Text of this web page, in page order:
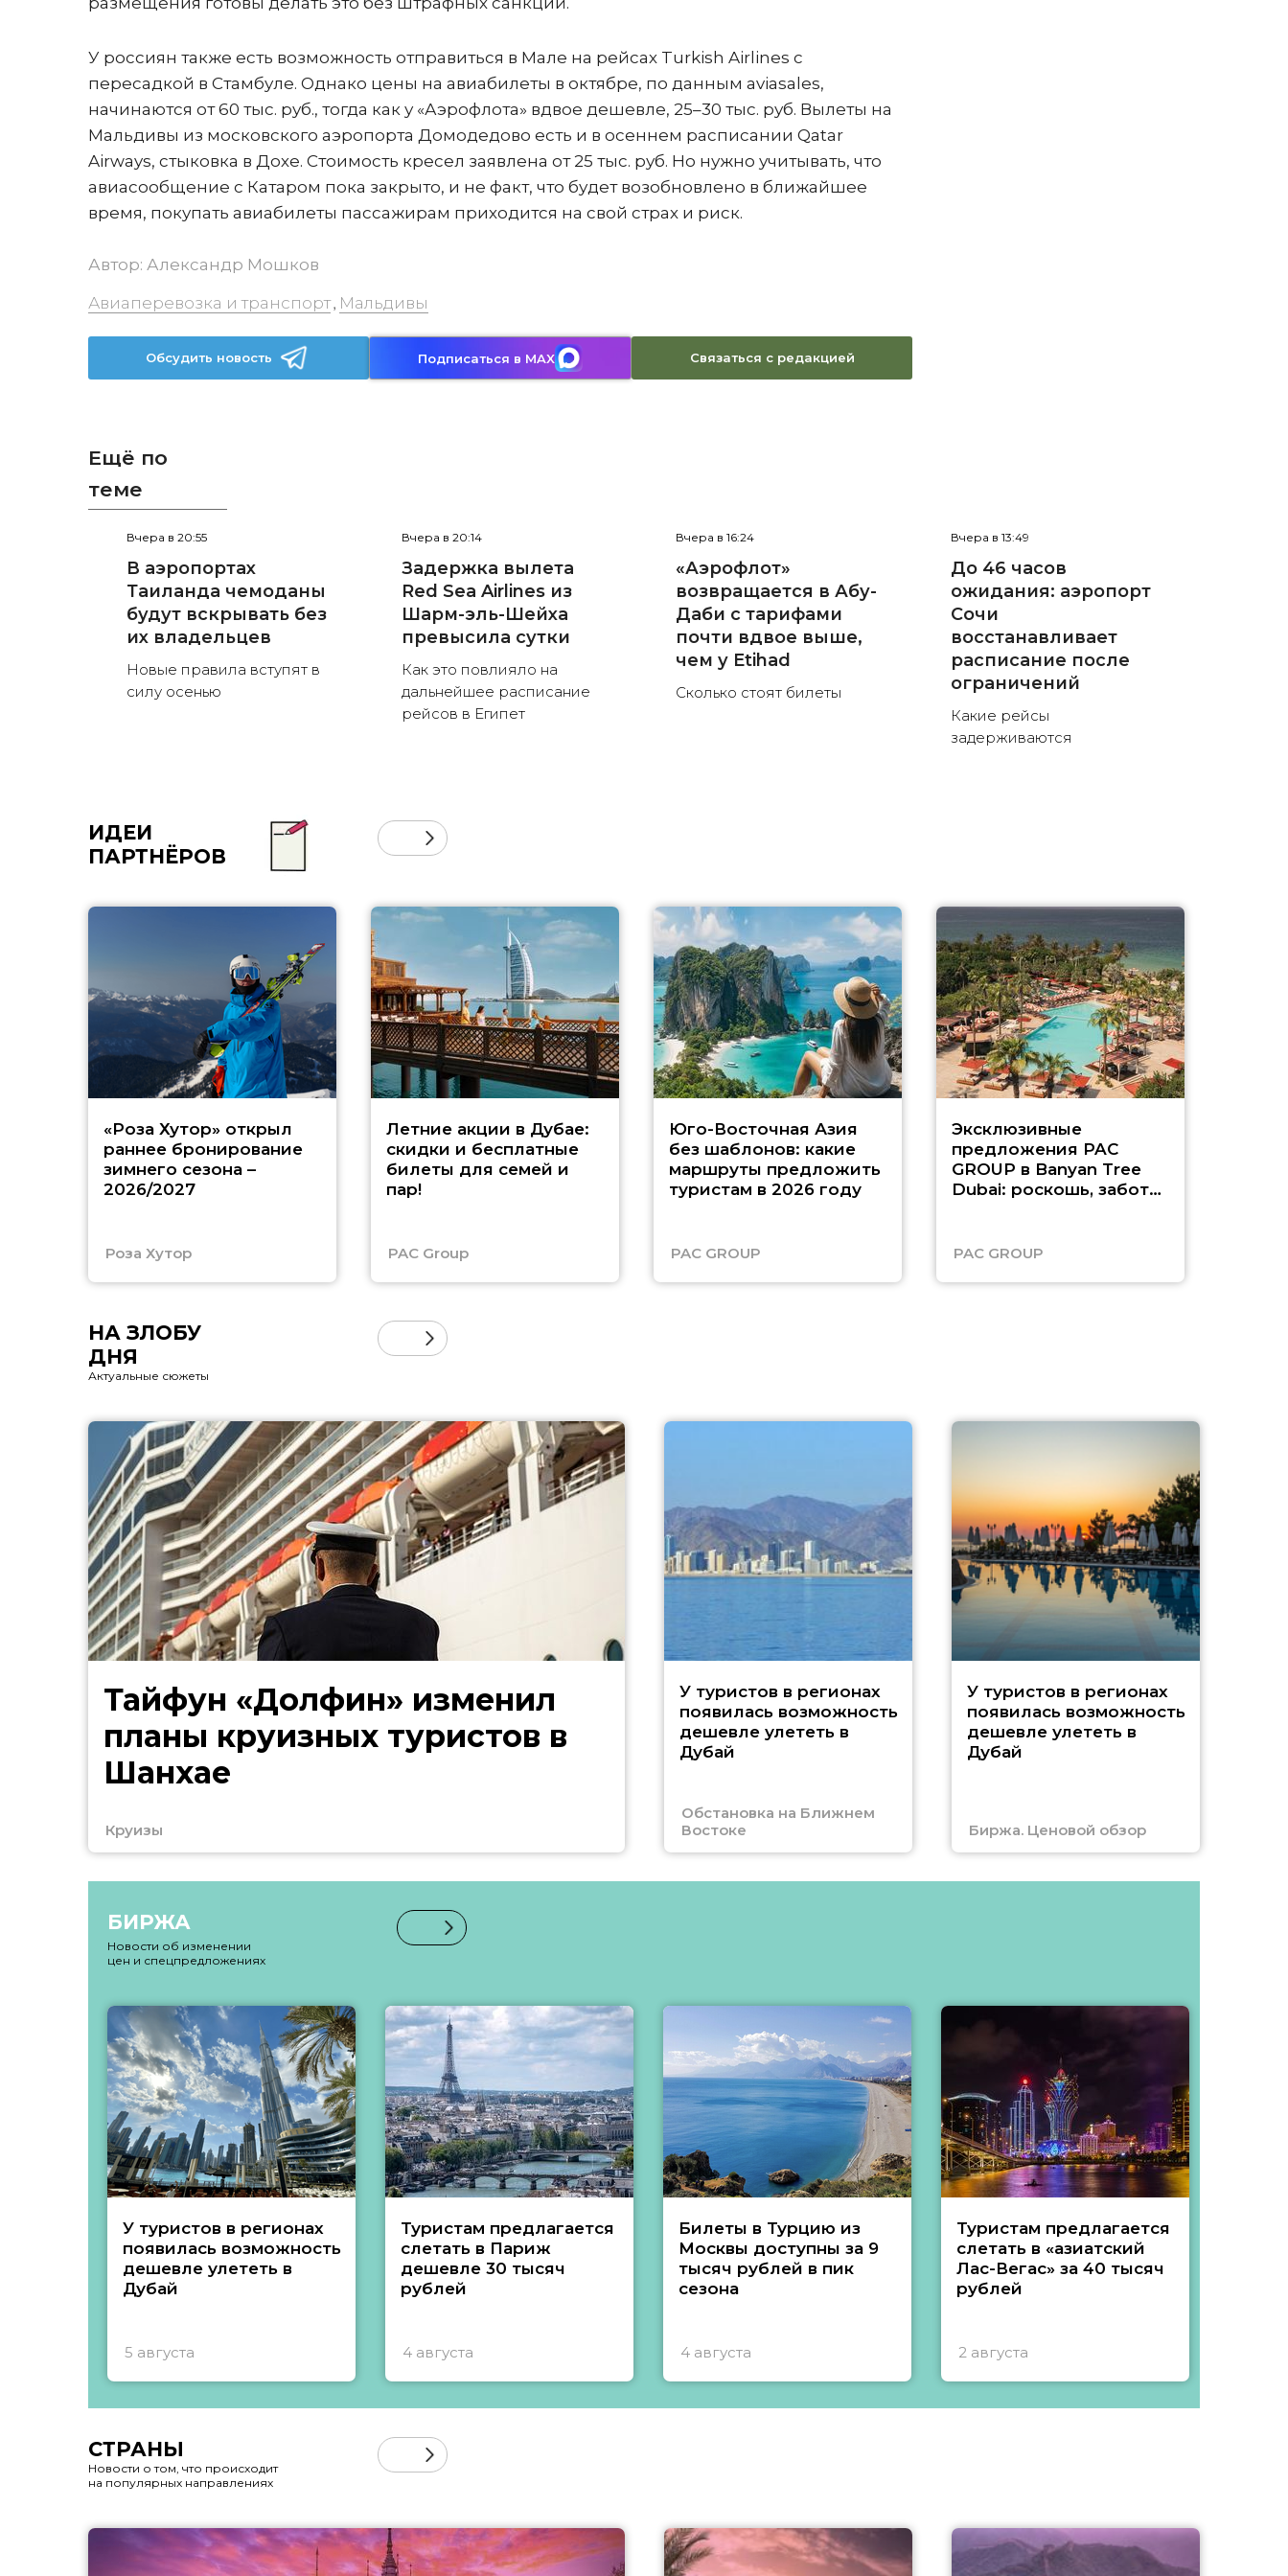
У россиян также есть возможность отправиться в Мале на рейсах Turkish Airlines с
пересадкой в Стамбуле. Однако цены на авиабилеты в октябре, по данным aviasales,
начинаются от 60 тыс. руб., тогда как у «Аэрофлота» вдвое дешевле, 25–30 тыс. руб. Вылеты на
Мальдивы из московского аэропорта Домодедово есть и в осеннем расписании Qatar
Airways, стыковка в Дохе. Стоимость кресел заявлена от 25 тыс. руб. Но нужно учитывать, что
авиасообщение с Катаром пока закрыто, и не факт, что будет возобновлено в ближайшее
время, покупать авиабилеты пассажирам приходится на свой страх и риск.
Автор: Александр Мошков
Авиаперевозка и транспорт, Мальдивы
Обсудить новость Подписаться в MAX Связаться с редакцией
Ещё по
теме
Вчера в 20:55
В аэропортах
Таиланда чемоданы
будут вскрывать без
их владельцев
Новые правила вступят в
силу осенью
Вчера в 20:14
Задержка вылета
Red Sea Airlines из
Шарм-эль-Шейха
превысила сутки
Как это повлияло на
дальнейшее расписание
рейсов в Египет
Вчера в 16:24
«Аэрофлот»
возвращается в Абу-
Даби с тарифами
почти вдвое выше,
чем у Etihad
Сколько стоят билеты
Вчера в 13:49
До 46 часов
ожидания: аэропорт
Сочи
восстанавливает
расписание после
ограничений
Какие рейсы
задерживаются
ИДЕИ
ПАРТНЁРОВ
«Роза Хутор» открыл
раннее бронирование
зимнего сезона –
2026/2027
Роза Хутор
Летние акции в Дубае:
скидки и бесплатные
билеты для семей и
пар!
PAC Group
Юго-Восточная Азия
без шаблонов: какие
маршруты предложить
туристам в 2026 году
PAC GROUP
Эксклюзивные
предложения PAC
GROUP в Banyan Tree
Dubai: роскошь, забота
PAC GROUP
НА ЗЛОБУ
ДНЯ
Актуальные сюжеты
Тайфун «Долфин» изменил
планы круизных туристов в
Шанхае
Круизы
У туристов в регионах
появилась возможность
дешевле улететь в
Дубай
Обстановка на Ближнем
Востоке
У туристов в регионах
появилась возможность
дешевле улететь в
Дубай
Биржа. Ценовой обзор
БИРЖА
Новости об изменении
цен и спецпредложениях
У туристов в регионах
появилась возможность
дешевле улететь в
Дубай
5 августа
Туристам предлагается
слетать в Париж
дешевле 30 тысяч
рублей
4 августа
Билеты в Турцию из
Москвы доступны за 9
тысяч рублей в пик
сезона
4 августа
Туристам предлагается
слетать в «азиатский
Лас-Вегас» за 40 тысяч
рублей
2 августа
СТРАНЫ
Новости о том, что происходит
на популярных направлениях